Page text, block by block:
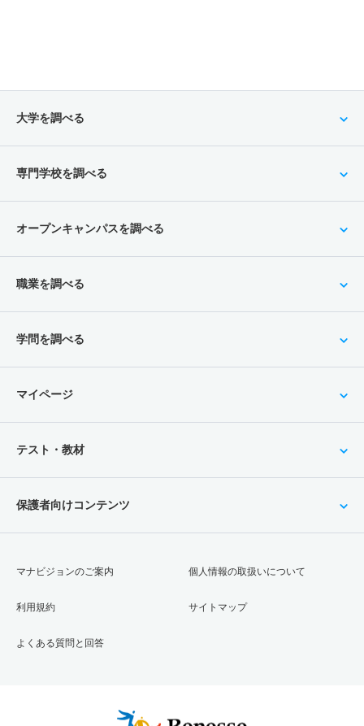
大学を調べる
専門学校を調べる
オープンキャンパスを調べる
職業を調べる
学問を調べる
マイページ
テスト・教材
保護者向けコンテンツ
マナビジョンのご案内
利用規約
よくある質問と回答
個人情報の取扱いについて
サイトマップ